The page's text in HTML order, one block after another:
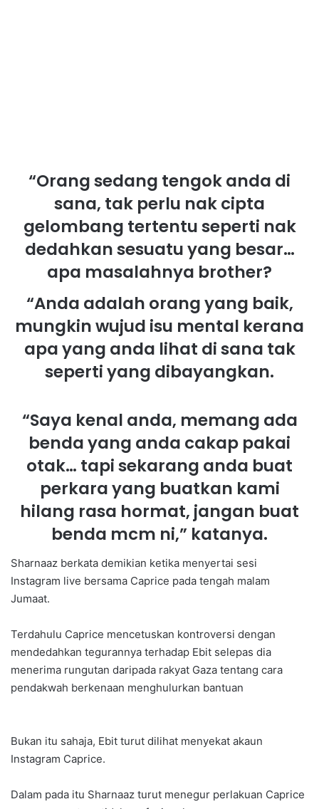
“Orang sedang tengok anda di
sana, tak perlu nak cipta
gelombang tertentu seperti nak
dedahkan sesuatu yang besar…
apa masalahnya brother?
“Anda adalah orang yang baik,
mungkin wujud isu mental kerana
apa yang anda lihat di sana tak
seperti yang dibayangkan.
“Saya kenal anda, memang ada
benda yang anda cakap pakai
otak… tapi sekarang anda buat
perkara yang buatkan kami
hilang rasa hormat, jangan buat
benda mcm ni,” katanya.
Sharnaaz berkata demikian ketika menyertai sesi
Instagram live bersama Caprice pada tengah malam
Jumaat.
Terdahulu Caprice mencetuskan kontroversi dengan
mendedahkan tegurannya terhadap Ebit selepas dia
menerima rungutan daripada rakyat Gaza tentang cara
pendakwah berkenaan menghulurkan bantuan
Bukan itu sahaja, Ebit turut dilihat menyekat akaun
Instagram Caprice.
Dalam pada itu Sharnaaz turut menegur perlakuan Caprice